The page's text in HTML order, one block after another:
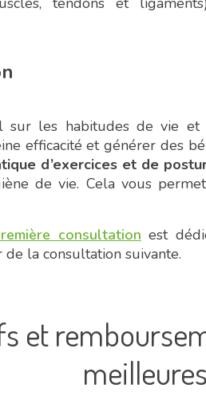
sur les habitudes de vie et
efficacité et générer des
d’exercices et de
de vie. Cela vous
consultation est
la consultation suivante.
et